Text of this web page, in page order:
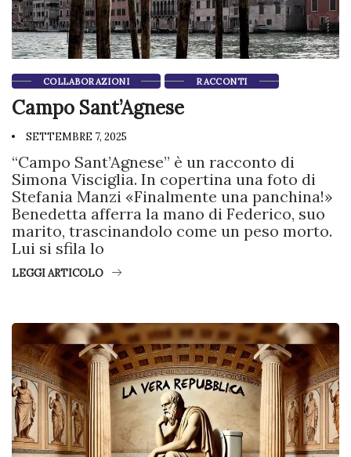
COLLABORAZIONI RACCONTI
Campo Sant’Agnese
SETTEMBRE 7, 2025
“Campo Sant’Agnese” è un racconto di
Simona Visciglia. In copertina una foto di
Stefania Manzi «Finalmente una panchina!»
Benedetta afferra la mano di Federico, suo
marito, trascinandolo come un peso morto.
Lui si sfila lo
LEGGI ARTICOLO